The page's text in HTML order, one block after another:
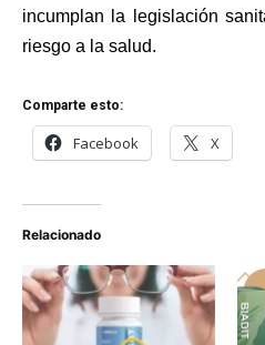
incumplan la legislación
riesgo a la salud.
Comparte esto:
Facebook X
Relacionado